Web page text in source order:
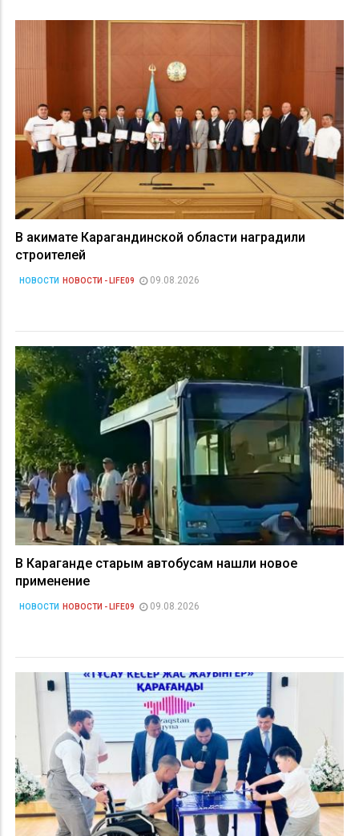
В акимате Карагандинской области наградили
строителей
НОВОСТИ НОВОСТИ - LIFE09 09.08.2026
В Караганде старым автобусам нашли новое
применение
НОВОСТИ НОВОСТИ - LIFE09 09.08.2026